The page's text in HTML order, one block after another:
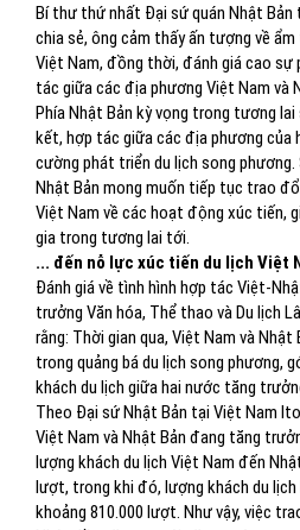
Bí thư thứ nhất Đại sứ quán Nhật Bản
chia sẻ, ông cảm thấy ấn tượng về
Việt Nam, đồng thời, đánh giá cao
tác giữa các địa phương Việt Nam và
Phía Nhật Bản kỳ vọng trong tương
kết, hợp tác giữa các địa phương của
cường phát triển du lịch song
Nhật Bản mong muốn tiếp tục trao
Việt Nam về các hoạt động xúc tiến,
gia trong tương lai tới.
​... đến nỗ lực xúc tiến du lịch Việt
Đánh giá về tình hình hợp tác Việt-
trưởng Văn hóa, Thể thao và Du lịch
rằng: Thời gian qua, Việt Nam và
trong quảng bá du lịch song phương,
khách du lịch giữa hai nước tăng
Theo Đại sứ Nhật Bản tại Việt Nam
Việt Nam và Nhật Bản đang tăng
lượng khách du lịch Việt Nam đến
lượt, trong khi đó, lượng khách du
khoảng 810.000 lượt. Như vậy, việc